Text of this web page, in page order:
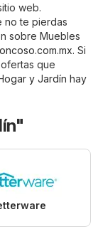
web.
no te pierdas
sobre Muebles
. Si
que
y Jardín hay